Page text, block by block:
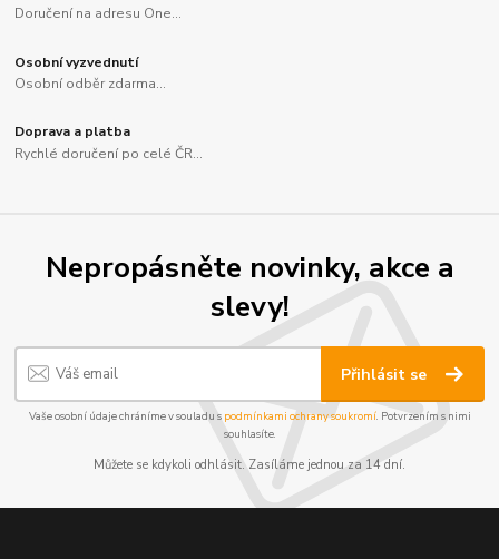
Doručení na adresu One...
Osobní vyzvednutí
Osobní odběr zdarma...
Doprava a platba
Rychlé doručení po celé ČR...
Nepropásněte novinky, akce a
slevy!
Přihlásit se
Vaše osobní údaje chráníme v souladu s podmínkami ochrany soukromí. Potvrzením s nimi
souhlasíte.
Můžete se kdykoli odhlásit. Zasíláme jednou za 14 dní.